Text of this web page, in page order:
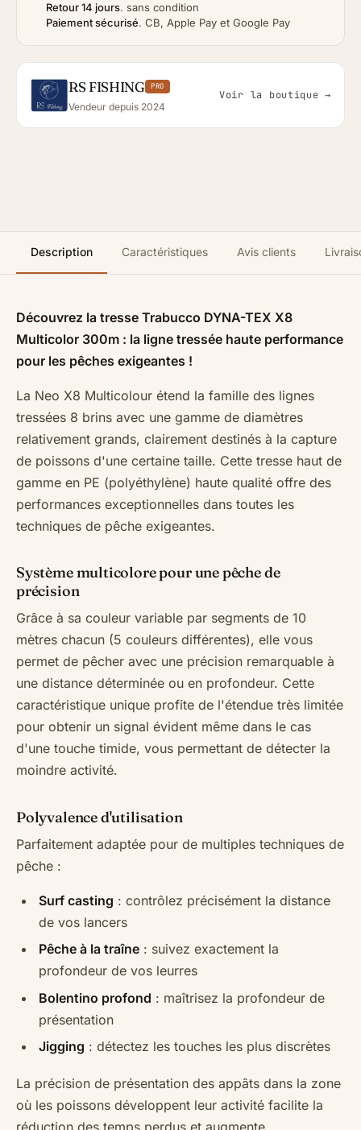
Retour 14 jours. sans condition
Paiement sécurisé. CB, Apple Pay et Google Pay
RS FISHING PRO
Vendeur depuis 2024
Voir la boutique →
Description Caractéristiques Avis clients
Découvrez la tresse Trabucco DYNA-TEX X8
Multicolor 300m : la ligne tressée haute performance
pour les pêches exigeantes !
La Neo X8 Multicolour étend la famille des lignes
tressées 8 brins avec une gamme de diamètres
relativement grands, clairement destinés à la capture
de poissons d'une certaine taille. Cette tresse haut de
gamme en PE (polyéthylène) haute qualité offre des
performances exceptionnelles dans toutes les
techniques de pêche exigeantes.
Système multicolore pour une pêche de
précision
Grâce à sa couleur variable par segments de 10
mètres chacun (5 couleurs différentes), elle vous
permet de pêcher avec une précision remarquable à
une distance déterminée ou en profondeur. Cette
caractéristique unique profite de l'étendue très limitée
pour obtenir un signal évident même dans le cas
d'une touche timide, vous permettant de détecter la
moindre activité.
Polyvalence d'utilisation
Parfaitement adaptée pour de multiples techniques de
pêche :
Surf casting : contrôlez précisément la distance
de vos lancers
Pêche à la traîne : suivez exactement la
profondeur de vos leurres
Bolentino profond : maîtrisez la profondeur de
présentation
Jigging : détectez les touches les plus discrètes
La précision de présentation des appâts dans la zone
où les poissons développent leur activité facilite la